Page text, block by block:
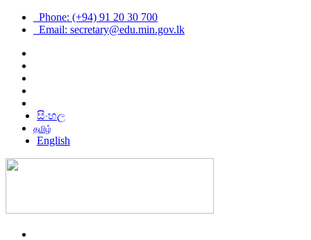
Phone: (+94) 91 20 30 700
Email: secretary@edu.min.gov.lk
සිංහල
தமிழ்
English